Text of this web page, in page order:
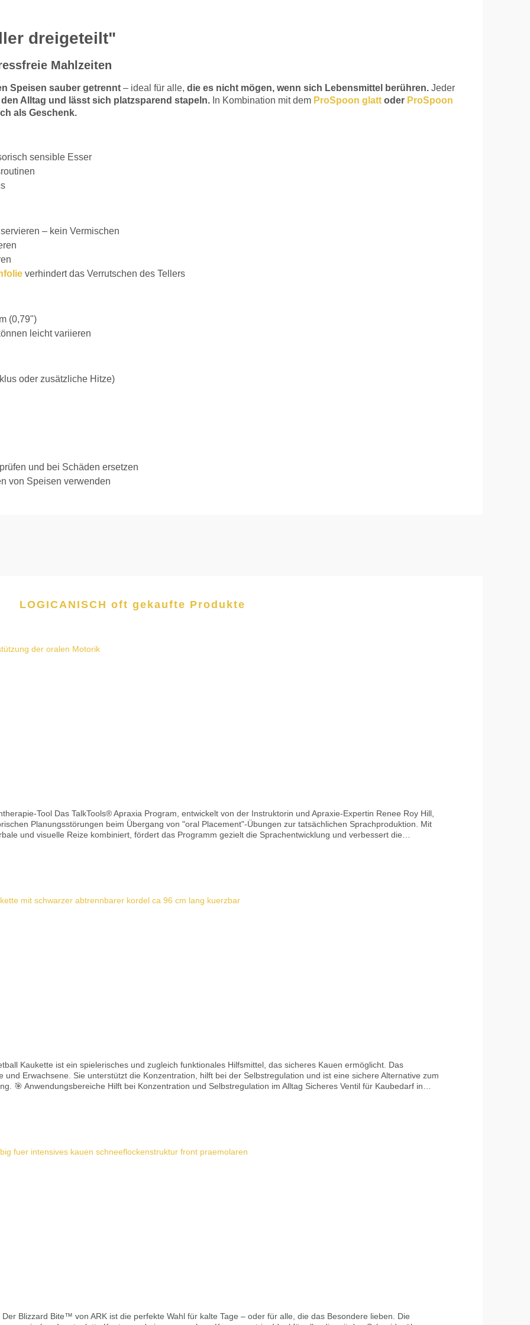
dreigeteilt"
Mahlzeiten
Speisen sauber getrennt – ideal für alle, die es nicht mögen, wenn sich Lebensmittel berühren. Jeder
Alltag und lässt sich platzsparend stapeln. In Kombination mit dem ProSpoon glatt oder ProSpoon
als Geschenk.
sensible Esser
– kein Vermischen
verhindert das Verrutschen des Tellers
(0,79")
leicht variieren
oder zusätzliche Hitze)
und bei Schäden ersetzen
von Speisen verwenden
LOGICANISCH oft gekaufte Produkte
Tool Das TalkTools® Apraxia Program, entwickelt von der Instruktorin und Apraxie-Expertin Renee Roy Hill,
Planungsstörungen beim Übergang von "oral Placement"-Übungen zur tatsächlichen Sprachproduktion. Mit
und visuelle Reize kombiniert, fördert das Programm gezielt die Sprachentwicklung und verbessert die
Set erhältlich Anleitung und Demo-Videos (Englisch) Optimieren Sie die Anwendung mit dem Kurs „A Sensory-
Nur zu therapeutischen Zwecken verwenden Enthält Kleinteile – nur unter Aufsicht von Erwachsenen
Kaukette ist ein spielerisches und zugleich funktionales Hilfsmittel, das sicheres Kauen ermöglicht. Das
und Erwachsene. Sie unterstützt die Konzentration, hilft bei der Selbstregulation und ist eine sichere Alternative zum
in
starkes und intensives Kaubedürfnis Je häufiger und intensiver gekaut wird, desto härter sollte der Härtegrad
🌱 Material und Sicherheit Hergestellt in den USA aus medizinischem
Blizzard Bite™ von ARK ist die perfekte Wahl für kalte Tage – oder für alle, die das Besondere lieben. Die